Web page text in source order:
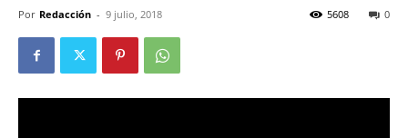
Por Redacción - 9 julio, 2018 0
5608